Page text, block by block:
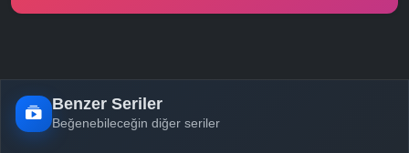
Benzer Seriler
Beğenebileceğin diğer seriler